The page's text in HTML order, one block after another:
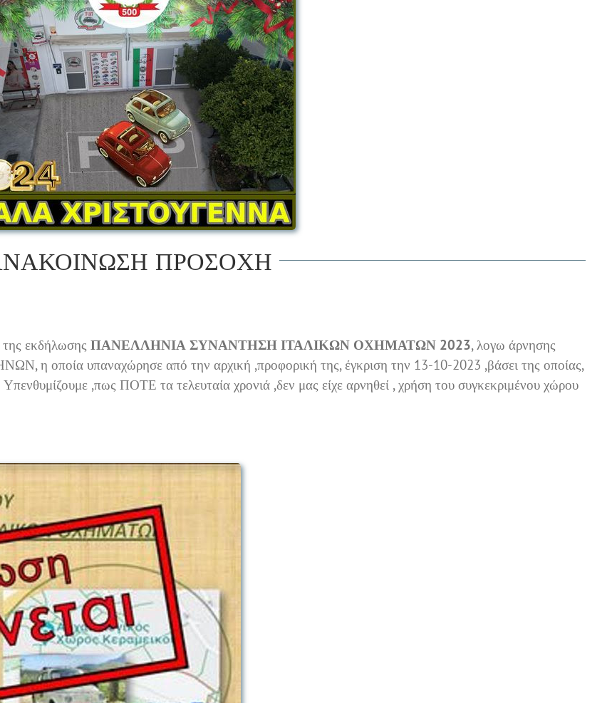
ΠΡΟΣΟΧΗ
εκδήλωσης ΠΑΝΕΛΛΗΝΙΑ ΣΥΝΑΝΤΗΣΗ ΙΤΑΛΙΚΩΝ ΟΧΗΜΑΤΩΝ 2023, λογω άρνησης
οποία υπαναχώρησε από την αρχική ,προφορική της, έγκριση την 13-10-2023 ,βάσει της οποίας,
,πως ΠΟΤΕ τα τελευταία χρονιά ,δεν μας είχε αρνηθεί , χρήση του συγκεκριμένου χώρου